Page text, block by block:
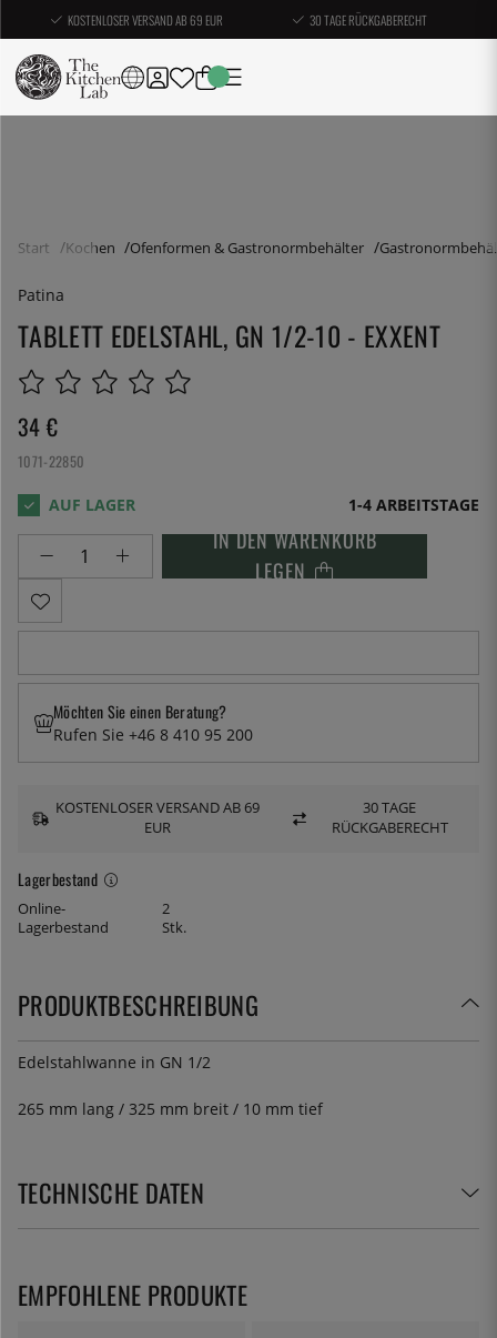
KOSTENLOSER VERSAND AB 69 EUR 30 TAGE RÜCKGABERECHT
Start Kochen Ofenformen & Gastronormbehälter
Patina
TABLETT EDELSTAHL, GN 1/2-10 - EXXENT
34 €
1071-22850
1-4 ARBEITSTAGE
IN DEN WARENKORB
LEGEN
Lagerbestand
Online-
Lagerbestand
2
Stk.
Möchten Sie einen Beratung?
Rufen Sie +46 8 410 95 200
KOSTENLOSER VERSAND AB 69
EUR
30 TAGE
RÜCKGABERECHT
PRODUKTBESCHREIBUNG
Edelstahlwanne in GN 1/2
265 mm lang / 325 mm breit / 10 mm tief
TECHNISCHE DATEN
EMPFOHLENE PRODUKTE